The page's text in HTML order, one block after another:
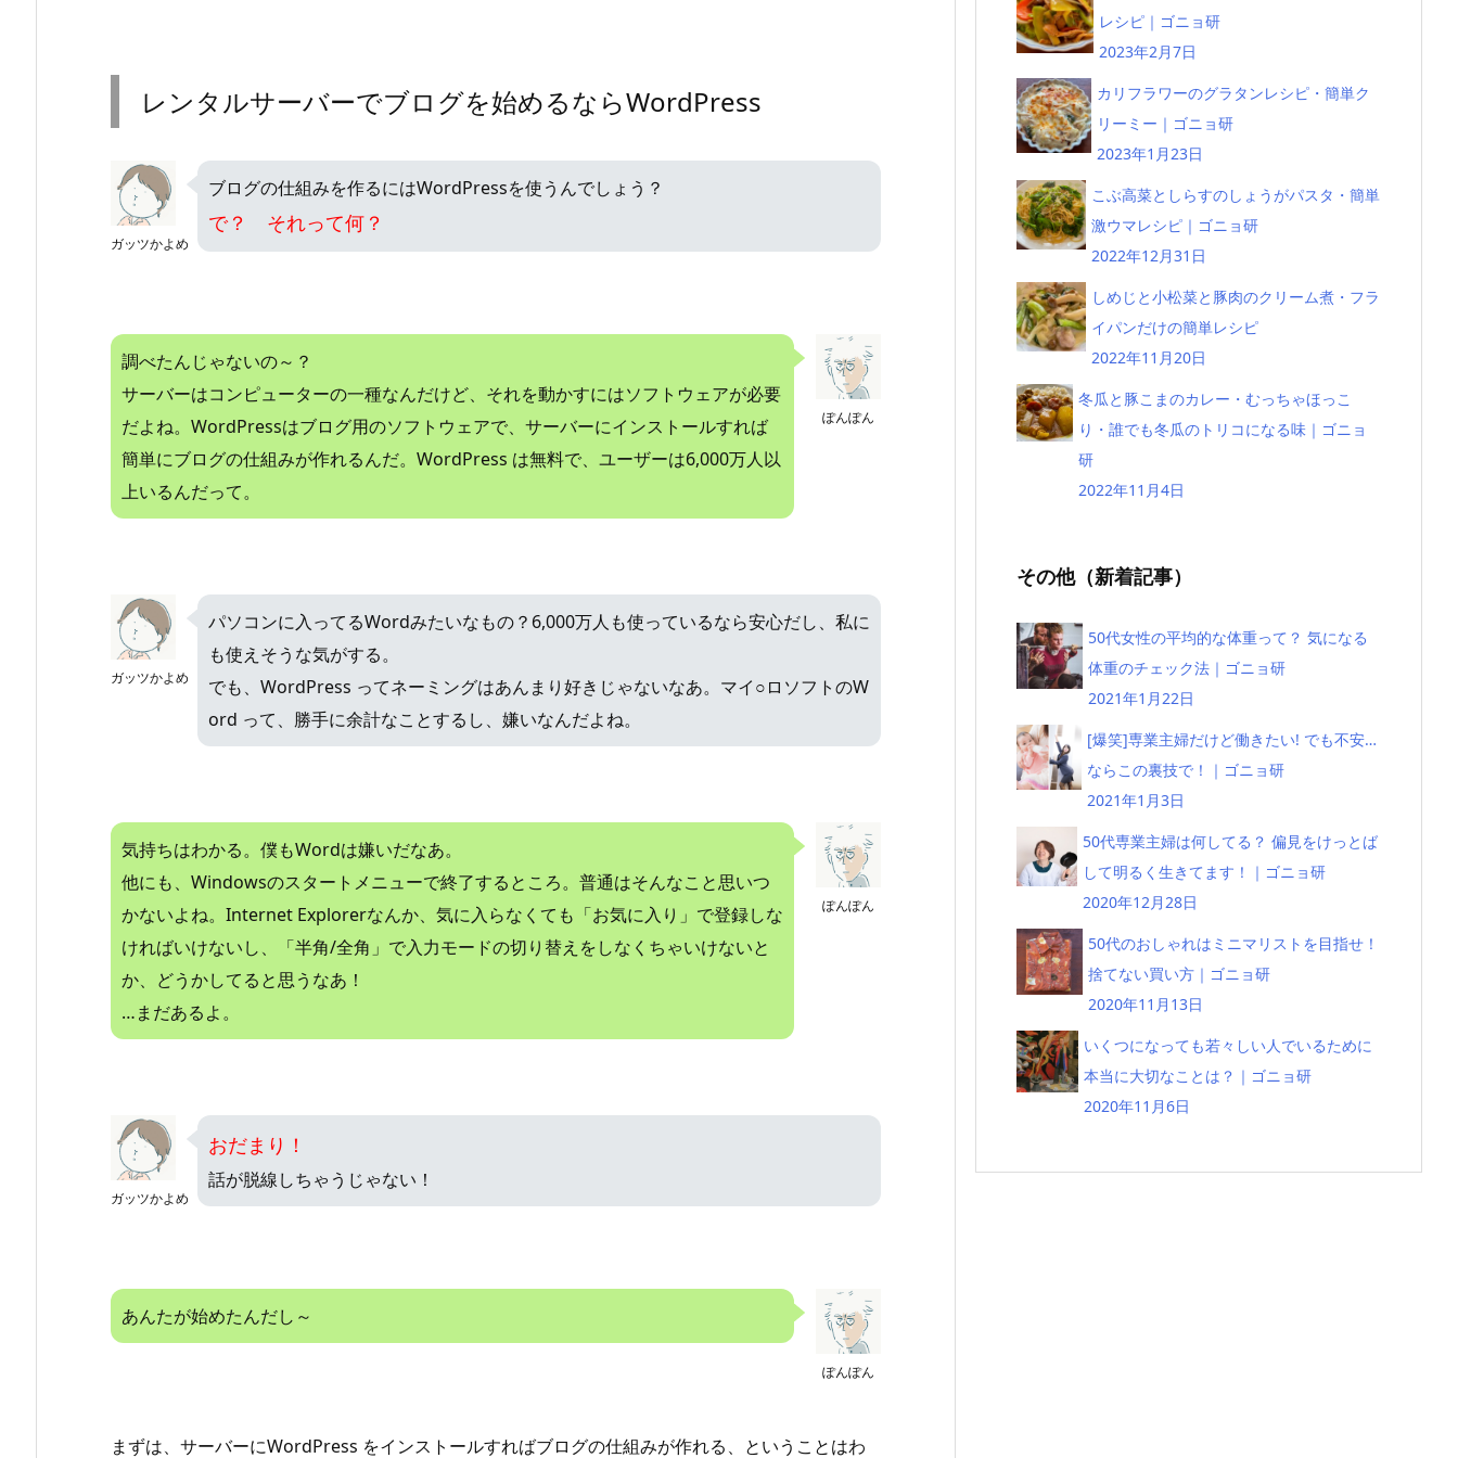
レンタルサーバーでブログを始めるならWordPress
ガッツかよめ
ブログの仕組みを作るにはWordPressを使うんでしょう？
で？ それって何？
ぽんぽん
調べたんじゃないの～？
サーバーはコンピューターの一種なんだけど、それを動かすにはソフトウェアが必要
だよね。WordPressはブログ用のソフトウェアで、サーバーにインストールすれば
簡単にブログの仕組みが作れるんだ。WordPress は無料で、ユーザーは6,000万人以
上いるんだって。
ガッツかよめ
パソコンに入ってるWordみたいなもの？6,000万人も使っているなら安心だし、私に
も使えそうな気がする。
でも、WordPress ってネーミングはあんまり好きじゃないなあ。マイ○ロソフトのW
ord って、勝手に余計なことするし、嫌いなんだよね。
ぽんぽん
気持ちはわかる。僕もWordは嫌いだなあ。
他にも、Windowsのスタートメニューで終了するところ。普通はそんなこと思いつ
かないよね。Internet Explorerなんか、気に入らなくても「お気に入り」で登録しな
ければいけないし、「半角/全角」で入力モードの切り替えをしなくちゃいけないと
か、どうかしてると思うなあ！
…まだあるよ。
ガッツかよめ
おだまり！
話が脱線しちゃうじゃない！
ぽんぽん
あんたが始めたんだし～
まずは、サーバーにWordPress をインストールすればブログの仕組みが作れる、ということはわ
レシピ｜ゴニョ研
2023年2月7日
カリフラワーのグラタンレシピ・簡単ク
リーミー｜ゴニョ研
2023年1月23日
こぶ高菜としらすのしょうがパスタ・簡単
激ウマレシピ｜ゴニョ研
2022年12月31日
しめじと小松菜と豚肉のクリーム煮・フラ
イパンだけの簡単レシピ
2022年11月20日
冬瓜と豚こまのカレー・むっちゃほっこ
り・誰でも冬瓜のトリコになる味｜ゴニョ
研
2022年11月4日
その他（新着記事）
50代女性の平均的な体重って？ 気になる
体重のチェック法｜ゴニョ研
2021年1月22日
[爆笑]専業主婦だけど働きたい! でも不安…
ならこの裏技で！｜ゴニョ研
2021年1月3日
50代専業主婦は何してる？ 偏見をけっとば
して明るく生きてます！｜ゴニョ研
2020年12月28日
50代のおしゃれはミニマリストを目指せ！
捨てない買い方｜ゴニョ研
2020年11月13日
いくつになっても若々しい人でいるために
本当に大切なことは？｜ゴニョ研
2020年11月6日